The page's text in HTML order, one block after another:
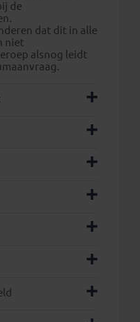
de
dat dit in alle
niet
alsnog leidt